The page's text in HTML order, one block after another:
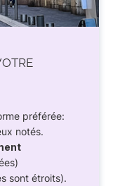
préférée:
notés.
sont étroits).